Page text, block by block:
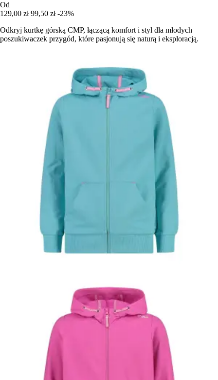
Od
129,00 zł 99,50 zł -23%
Odkryj kurtkę górską CMP, łączącą komfort i styl dla młodych
poszukiwaczek przygód, które pasjonują się naturą i eksploracją.